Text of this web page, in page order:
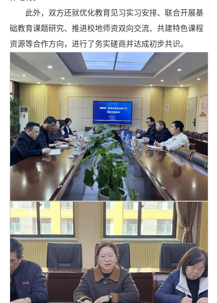
此外，双方还就优化教育见习实习安排、联合开展基
础教育课题研究、推进校地师资双向交流、共建特色课程
资源等合作方向，进行了务实磋商并达成初步共识。